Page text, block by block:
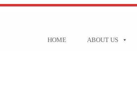
HOME ABOUT US